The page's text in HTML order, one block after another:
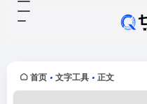
首页 • 文字工具 • 正文